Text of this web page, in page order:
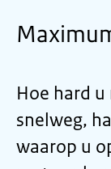
Hoe hard
snelweg,
waarop u